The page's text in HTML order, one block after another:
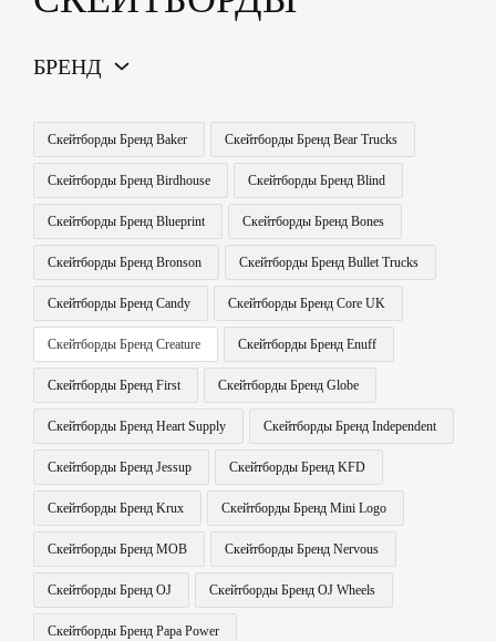
БРЕНД
Скейтборды Бренд Baker Скейтборды Бренд Bear Trucks
Скейтборды Бренд Birdhouse Скейтборды Бренд Blind
Скейтборды Бренд Blueprint Скейтборды Бренд Bones
Скейтборды Бренд Bronson Скейтборды Бренд Bullet Trucks
Скейтборды Бренд Candy Скейтборды Бренд Core UK
Скейтборды Бренд Creature Скейтборды Бренд Enuff
Скейтборды Бренд First Скейтборды Бренд Globe
Скейтборды Бренд Heart Supply Скейтборды Бренд Independent
Скейтборды Бренд Jessup Скейтборды Бренд KFD
Скейтборды Бренд Krux Скейтборды Бренд Mini Logo
Скейтборды Бренд MOB Скейтборды Бренд Nervous
Скейтборды Бренд OJ Скейтборды Бренд OJ Wheels
Скейтборды Бренд Papa Power